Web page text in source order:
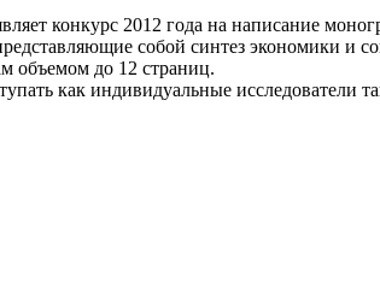
конкурс 2012 года на написание
собой синтез экономики и
объемом до 12 страниц.
как индивидуальные